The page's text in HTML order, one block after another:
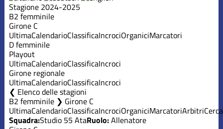
Stagione 2024-2025
B2 femminile
Girone C
UltimaCalendarioClassificaIncrociOrganiciMarcatori
D femminile
Playout
UltimaCalendarioClassificaIncroci
Girone regionale
UltimaCalendarioClassificaIncroci
Elenco delle stagioni
B2 femminile ❯ Girone C
UltimaCalendarioClassificaIncrociOrganiciMarcatoriArbitriCerca
Squadra:Studio 55 AtaRuolo:Allenatore